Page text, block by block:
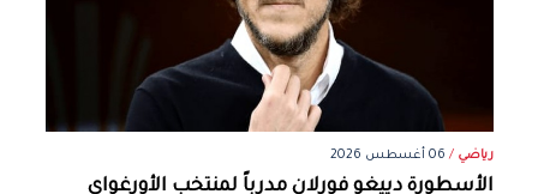
رياضي / 06 أغسطس 2026
الأسطورة دييغو فورلان مدرباً لمنتخب الأورغواي